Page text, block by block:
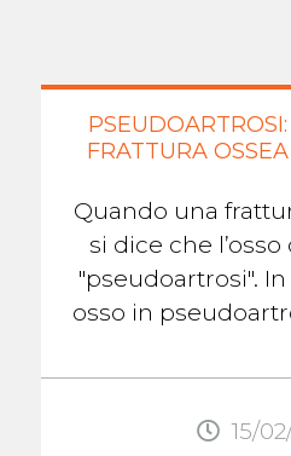
FRATTURA
Quando una
si dice che
"pseudoartrosi".
osso in
...
15/